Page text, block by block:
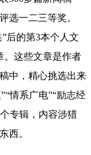
选一二三等奖。
”后的第3本个人文
。这些文章是作者
中，精心挑选出来
情系广电”“励志经
专辑，内容涉猎
西。